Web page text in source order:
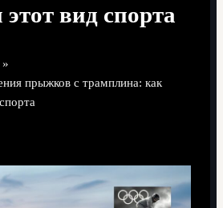
этот вид спорта
прыжков с трамплина: как